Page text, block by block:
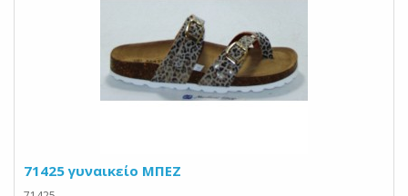
71425 γυναικείο ΜΠΕΖ